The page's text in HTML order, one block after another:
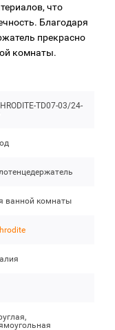
что
Благодаря
прекрасно
комнаты.
TD07-03/24-
ванной комнаты